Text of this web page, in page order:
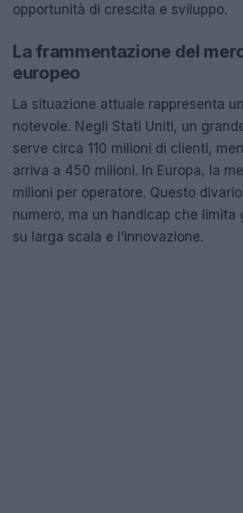
opportunità di crescita e sviluppo.
La frammentazione del
europeo
La situazione attuale rappresenta
notevole. Negli Stati Uniti, un
serve circa 110 milioni di clienti,
arriva a 450 milioni. In Europa, la
milioni per operatore. Questo
numero, ma un handicap che limita
su larga scala e l’innovazione.